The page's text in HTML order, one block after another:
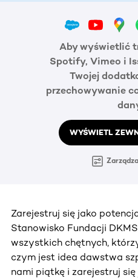
Aby wyświetlić
Spotify, Vimeo i
Twojej
przechowywanie
WYŚWIETL
Zarejestruj się jako
Stanowisko Fundacji
wszystkich chętnych,
czym jest idea dawstwa
nami piątkę i zarejestruj